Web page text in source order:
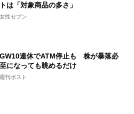
トは「対象商品の多さ」
女性セブン
GW10連休でATM停止も 株が暴落必
至になっても眺めるだけ
週刊ポスト